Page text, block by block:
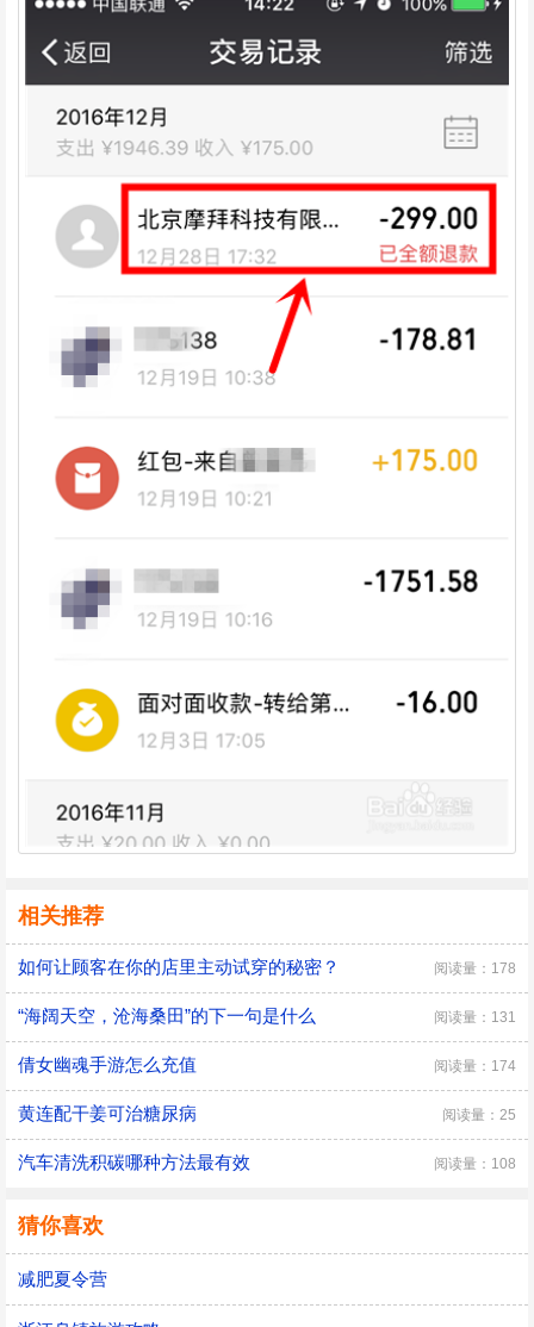
相关推荐
如何让顾客在你的店里主动试穿的秘密？ 阅读量：178
“海阔天空，沧海桑田”的下一句是什么 阅读量：131
倩女幽魂手游怎么充值 阅读量：174
黄连配干姜可治糖尿病 阅读量：25
汽车清洗积碳哪种方法最有效 阅读量：108
猜你喜欢
减肥夏令营